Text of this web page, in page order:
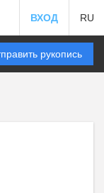
ВХОД RU
рукопись